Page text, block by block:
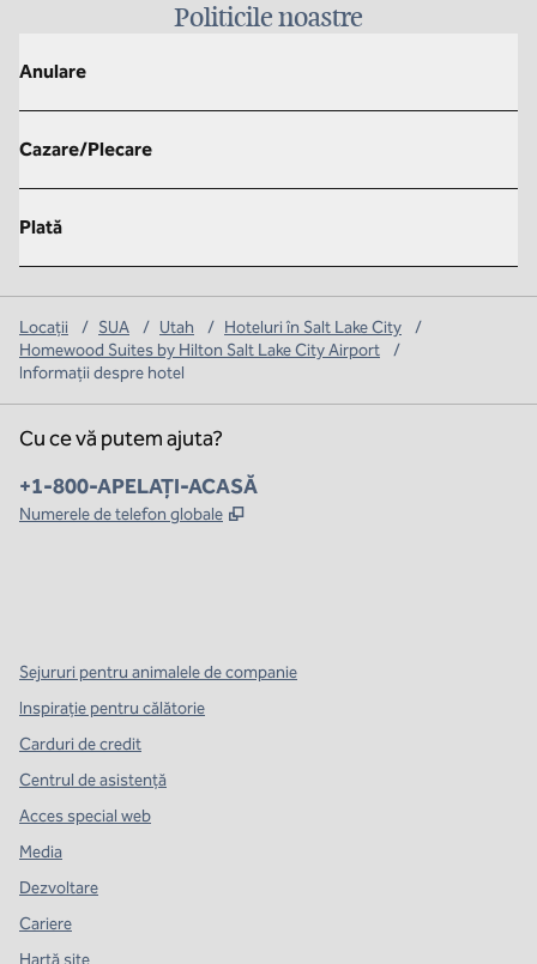
Politicile noastre
Anulare
Cazare/Plecare
Plată
Locații / SUA / Utah / Hoteluri în Salt Lake City
/
Homewood Suites by Hilton Salt Lake City Airport
/
Informații despre hotel
Cu ce vă putem ajuta?
Telefon:
+1-800-APELAȚI-ACASĂ
Numerele de telefon globale ,
Sejururi pentru animalele de companie
Inspirație pentru călătorie
Carduri de credit
Centrul de asistență
Acces special web
Media
Dezvoltare
Cariere
Hartă site